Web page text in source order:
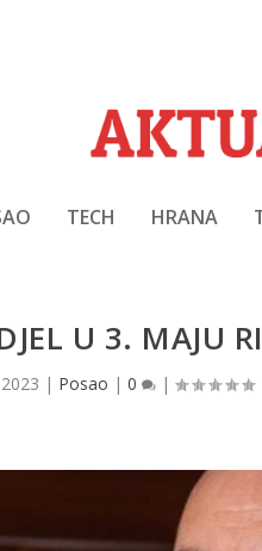
TECH HRANA
U 3. MAJU
| Posao | 0 |